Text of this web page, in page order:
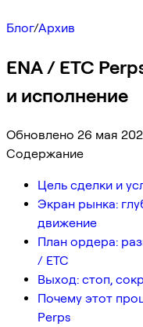
Блог/Архив
ENA / ETC
и исполнение
Обновлено 26 мая
Содержание
Цель сделки и
Экран рынка:
движение
План ордера:
/ ETC
Выход: стоп,
Почему этот
Perps